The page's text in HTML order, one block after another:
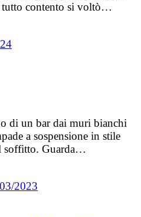
tutto contento si voltò…
di un bar dai muri bianchi
a sospensione in stile
soffitto. Guarda…
2023